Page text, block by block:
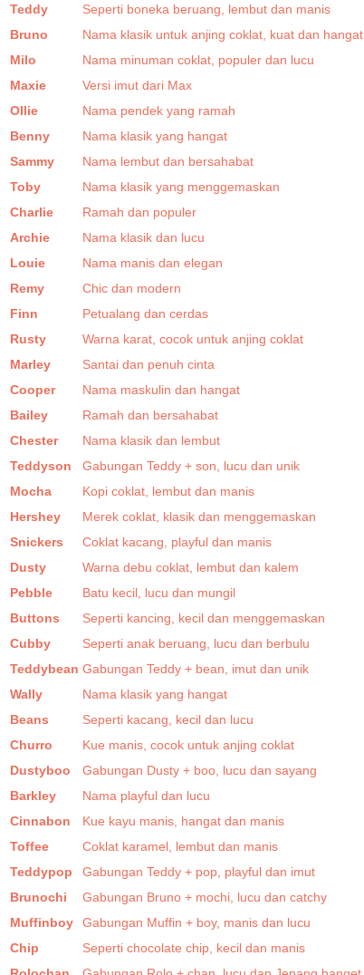
Teddy
Seperti boneka beruang, lembut dan manis
Bruno
Nama klasik untuk anjing coklat, kuat dan hangat
Milo
Nama minuman coklat, populer dan lucu
Maxie
Versi imut dari Max
Ollie
Nama pendek yang ramah
Benny
Nama klasik yang hangat
Sammy
Nama lembut dan bersahabat
Toby
Nama klasik yang menggemaskan
Charlie
Ramah dan populer
Archie
Nama klasik dan lucu
Louie
Nama manis dan elegan
Remy
Chic dan modern
Finn
Petualang dan cerdas
Rusty
Warna karat, cocok untuk anjing coklat
Marley
Santai dan penuh cinta
Cooper
Nama maskulin dan hangat
Bailey
Ramah dan bersahabat
Chester
Nama klasik dan lembut
Teddyson
Gabungan Teddy + son, lucu dan unik
Mocha
Kopi coklat, lembut dan manis
Hershey
Merek coklat, klasik dan menggemaskan
Snickers
Coklat kacang, playful dan manis
Dusty
Warna debu coklat, lembut dan kalem
Pebble
Batu kecil, lucu dan mungil
Buttons
Seperti kancing, kecil dan menggemaskan
Cubby
Seperti anak beruang, lucu dan berbulu
Teddybean Gabungan Teddy + bean, imut dan unik
Wally
Nama klasik yang hangat
Beans
Seperti kacang, kecil dan lucu
Churro
Kue manis, cocok untuk anjing coklat
Dustyboo
Gabungan Dusty + boo, lucu dan sayang
Barkley
Nama playful dan lucu
Cinnabon
Kue kayu manis, hangat dan manis
Toffee
Coklat karamel, lembut dan manis
Teddypop
Gabungan Teddy + pop, playful dan imut
Brunochi
Gabungan Bruno + mochi, lucu dan catchy
Muffinboy
Gabungan Muffin + boy, manis dan lucu
Chip
Seperti chocolate chip, kecil dan manis